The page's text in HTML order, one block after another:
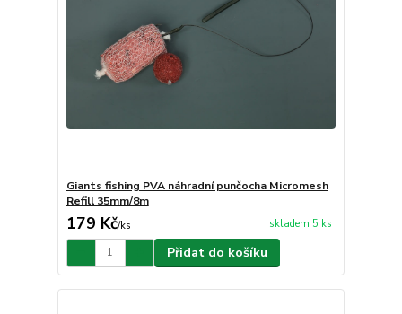
Giants fishing PVA náhradní punčocha Micromesh
Refill 35mm/8m
179 Kč/ks skladem 5 ks
Přidat do košíku